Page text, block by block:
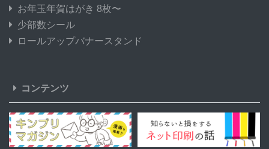
お年玉年賀はがき 8枚〜
少部数シール
ロールアップバナースタンド
コンテンツ